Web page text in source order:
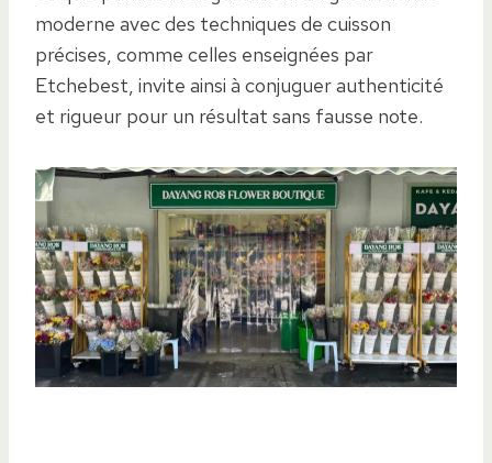
moderne avec des techniques de cuisson
précises, comme celles enseignées par
Etchebest, invite ainsi à conjuguer authenticité
et rigueur pour un résultat sans fausse note.